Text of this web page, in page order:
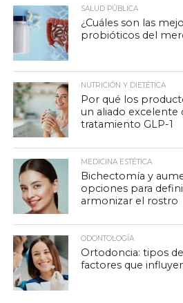
SALUD PÚBLICA
¿Cuáles son las
probióticos del
NUTRICIÓN Y DIETÉTICA
Por qué los
un aliado excelente
tratamiento GLP-1
MEDICINA ESTÉTICA
Bichectomía y
opciones para
armonizar el rostro
ODONTOLOGÍA
Ortodoncia: tipos
factores que